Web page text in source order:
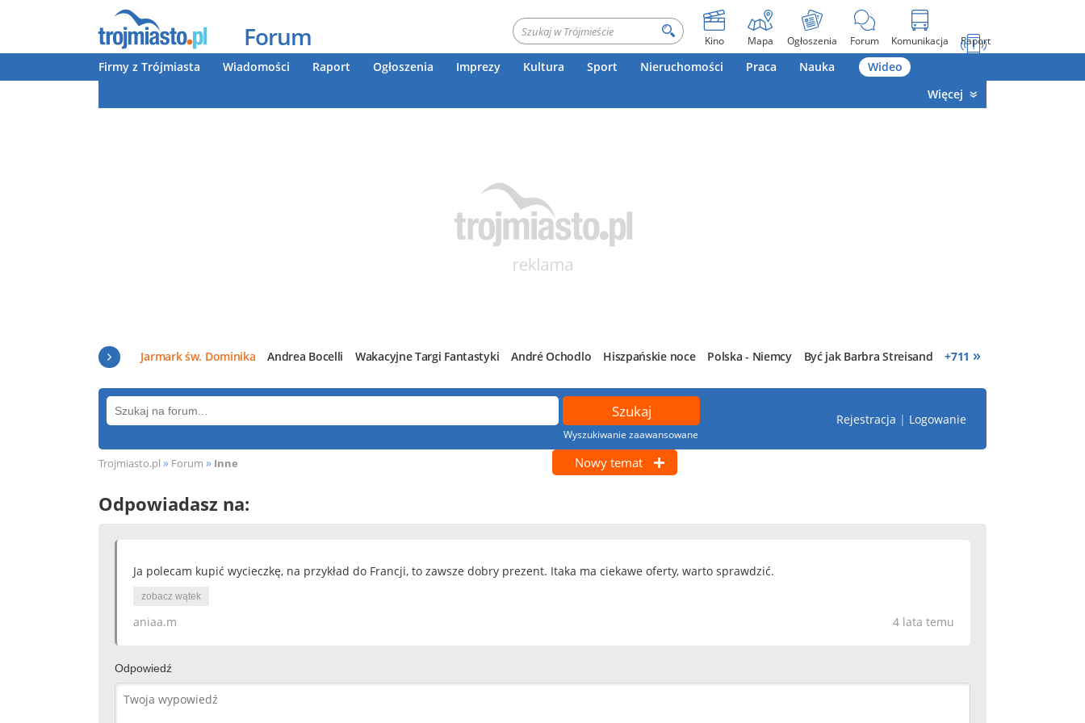
Forum Kino Mapa Ogłoszenia Forum Komunikacja Raport
Firmy z Trójmiasta Wiadomości Raport Ogłoszenia Imprezy Kultura Sport Nieruchomości Praca Nauka
Wideo
Więcej
Jarmark św. Dominika Andrea Bocelli Wakacyjne Targi Fantastyki André Ochodlo Hiszpańskie noce Polska - Niemcy Być jak Barbra Streisand +711 »
Wyszukiwanie zaawansowane
Rejestracja | Logowanie
Trojmiasto.pl » Forum » Inne Nowy temat
Odpowiadasz na:
Ja polecam kupić wycieczkę, na przykład do Francji, to zawsze dobry prezent. Itaka ma ciekawe oferty, warto sprawdzić.
zobacz wątek
4 lata temu
aniaa.m
Odpowiedź